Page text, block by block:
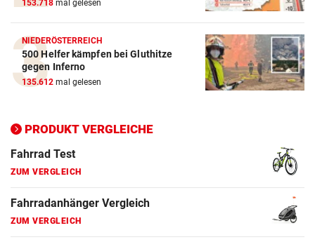
153.718 mal gelesen
NIEDERÖSTERREICH
500 Helfer kämpfen bei Gluthitze
gegen Inferno
135.612 mal gelesen
PRODUKT VERGLEICHE
E-Bike Vergleich
ZUM VERGLEICH
Elektro-Scooter Vergleich
ZUM VERGLEICH
ZUM VERGLEICH
Fahrrad Test
ZUM VERGLEICH
Fahrradanhänger Vergleich
ZUM VERGLEICH